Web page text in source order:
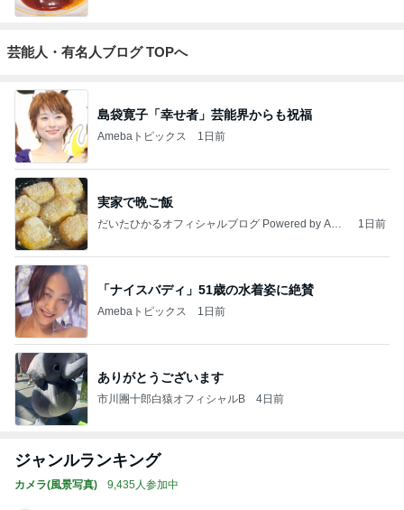
芸能人・有名人ブログ TOPへ
島袋寛子「幸せ者」芸能界からも祝福
Amebaトピックス 1日前
実家で晩ご飯
だいたひかるオフィシャルブログ Powered by Ame
1日前
「ナイスバディ」51歳の水着姿に絶賛
Amebaトピックス 1日前
ありがとうございます
市川團十郎白猿オフィシャルB 4日前
ジャンルランキング
カメラ(風景写真) 9,435人参加中